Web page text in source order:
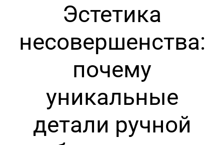
Эстетика
несовершенства:
почему
уникальные
детали ручной